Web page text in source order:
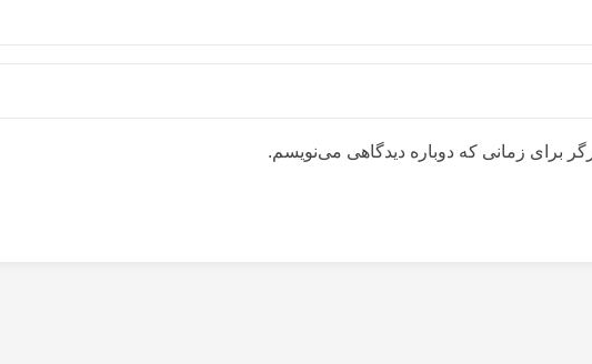
برای زمانی که دوباره دیدگاهی می‌نویسم.